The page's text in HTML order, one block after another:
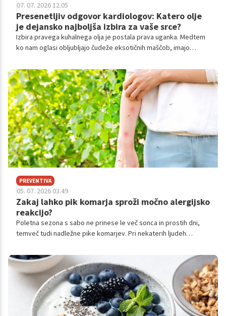
07. 07. 2026 12.05
Presenetljiv odgovor kardiologov: Katero olje
je dejansko najboljša izbira za vaše srce?
Izbira pravega kuhalnega olja je postala prava uganka. Medtem
ko nam oglasi obljubljajo čudeže eksotičnih maščob, imajo
presenetljive odgovore.
PREVENTIVA
05. 07. 2026 03.49
Zakaj lahko pik komarja sproži močno alergijsko
reakcijo?
Poletna sezona s sabo ne prinese le več sonca in prostih dni,
temveč tudi nadležne pike komarjev. Pri nekaterih ljudeh
velikimi, srbečimi in celo bolečimi rdečimi madeži.